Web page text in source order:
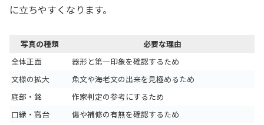
に立ちやすくなります。
写真の種類
必要な理由
全体正面
器形と第一印象を確認するため
文様の拡大
魚文や海老文の出来を見極めるため
底部・銘
作家判定の参考にするため
口縁・高台
傷や補修の有無を確認するため